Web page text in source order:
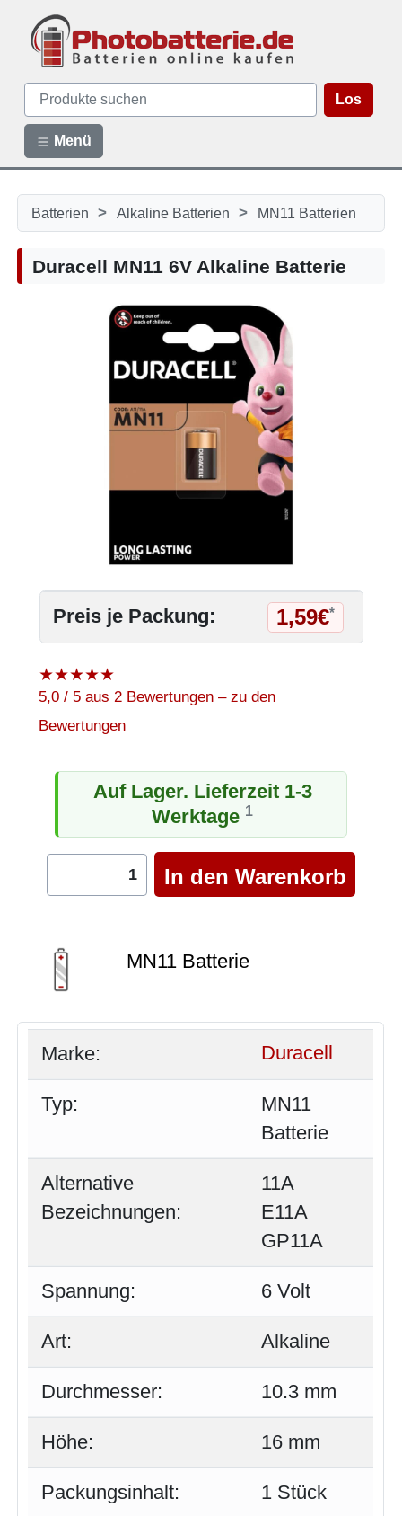
Los
Menü
Batterien > Alkaline Batterien > MN11 Batterien
Duracell MN11 6V Alkaline Batterie
Preis je Packung: 1,59€*
★★★★★
5,0 / 5 aus 2 Bewertungen – zu den
Bewertungen
Auf Lager. Lieferzeit 1-3
Werktage 1
MN11 Batterie
Marke: Duracell
Typ:
MN11
Batterie
Alternative
Bezeichnungen:
11A
E11A
GP11A
Spannung: 6 Volt
Art: Alkaline
Durchmesser: 10.3 mm
Höhe: 16 mm
Packungsinhalt: 1 Stück